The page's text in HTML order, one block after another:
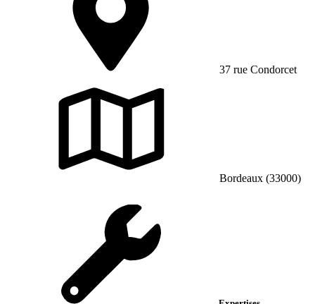
37 rue Condorcet
Bordeaux (33000)